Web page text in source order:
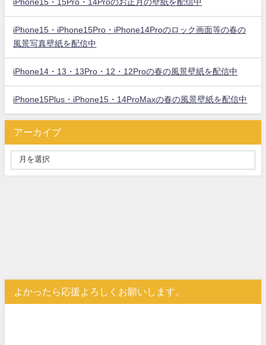
iPhone15・15Pro・14Proのお正月の壁紙を配信中
iPhone15・iPhone15Pro・iPhone14Proのロック画面等の春の
風景写真壁紙を配信中
iPhone14・13・13Pro・12・12Proの春の風景壁紙を配信中
iPhone15Plus・iPhone15・14ProMaxの春の風景壁紙を配信中
アーカイブ
よかったら応援よろしくお願いします。